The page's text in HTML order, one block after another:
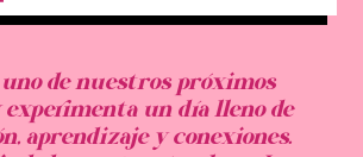
uno de nuestros próximos
experimenta un día lleno de
aprendizaje y conexiones.